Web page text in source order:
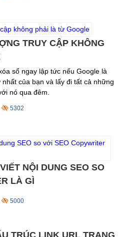
TRUY CẬP KHÔNG
sổ ngay lập tức nếu Google là
của bạn và lấy đi tất cả những
nó qua đêm.
5302
NỘI DUNG SEO SO
LÀ GÌ
5000
TRÚC LINK URL TRANG